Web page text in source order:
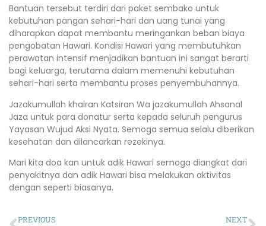
Bantuan tersebut terdiri dari paket sembako untuk
kebutuhan pangan sehari-hari dan uang tunai yang
diharapkan dapat membantu meringankan beban biaya
pengobatan Hawari. Kondisi Hawari yang membutuhkan
perawatan intensif menjadikan bantuan ini sangat berarti
bagi keluarga, terutama dalam memenuhi kebutuhan
sehari-hari serta membantu proses penyembuhannya.
Jazakumullah khairan Katsiran Wa jazakumullah Ahsanal
Jaza untuk para donatur serta kepada seluruh pengurus
Yayasan Wujud Aksi Nyata. Semoga semua selalu diberikan
kesehatan dan dilancarkan rezekinya.
Mari kita doa kan untuk adik Hawari semoga diangkat dari
penyakitnya dan adik Hawari bisa melakukan aktivitas
dengan seperti biasanya.
PREVIOUS
NEXT